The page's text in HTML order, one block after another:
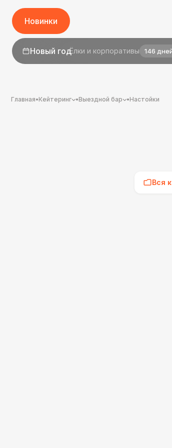
Новинки
1 сентябряДень знаний 24 дня
Главная•Кейтеринг •Выездной бар •Настойки
Вся